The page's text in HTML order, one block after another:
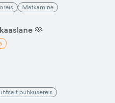
Matkamine
🫶
puhkusereis